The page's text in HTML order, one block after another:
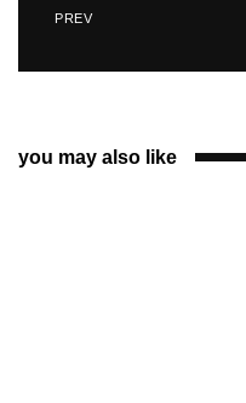
PREV
you may also like